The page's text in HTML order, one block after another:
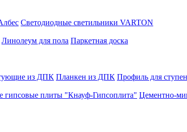
Светодиодные светильники VARTON
Линолеум для пола Паркетная доска
из ДПК Планкен из ДПК Профиль для
гипсовые плиты "Кнауф-Гипсоплита" Цементно-